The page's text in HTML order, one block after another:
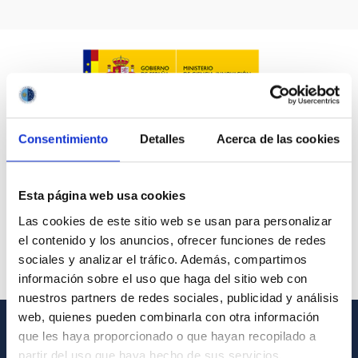
Consentimiento Detalles Acerca de las cookies
Esta página web usa cookies
Las cookies de este sitio web se usan para personalizar
el contenido y los anuncios, ofrecer funciones de redes
sociales y analizar el tráfico. Además, compartimos
información sobre el uso que haga del sitio web con
nuestros partners de redes sociales, publicidad y análisis
web, quienes pueden combinarla con otra información
que les haya proporcionado o que hayan recopilado a
partir del uso que haya hecho de sus servicios.
GENERAL INFORMATION